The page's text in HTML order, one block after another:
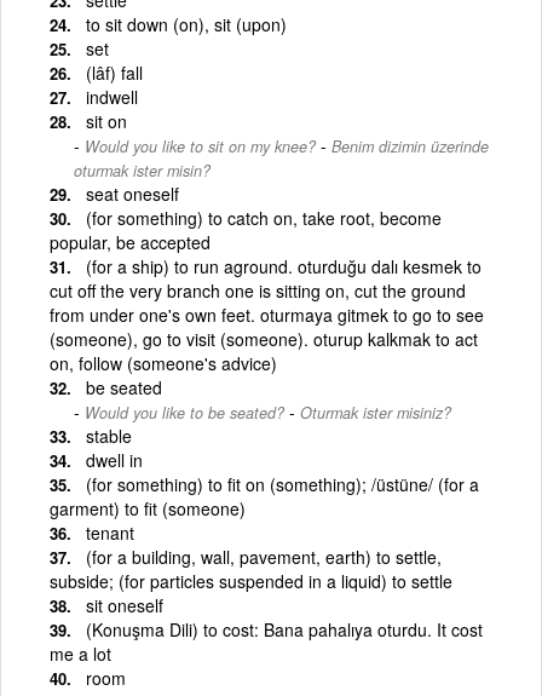
to sit down (on), sit (upon)
set
(lâf) fall
indwell
sit on
Would you like to sit on my knee? - Benim dizimin üzerinde
oturmak ister misin?
seat oneself
(for something) to catch on, take root, become
popular, be accepted
(for a ship) to run aground. oturduğu dalı kesmek to
cut off the very branch one is sitting on, cut the ground
from under one's own feet. oturmaya gitmek to go to see
(someone), go to visit (someone). oturup kalkmak to act
on, follow (someone's advice)
be seated
Would you like to be seated? - Oturmak ister misiniz?
stable
dwell in
(for something) to fit on (something); /üstüne/ (for a
garment) to fit (someone)
tenant
(for a building, wall, pavement, earth) to settle,
subside; (for particles suspended in a liquid) to settle
sit oneself
(Konuşma Dili) to cost: Bana pahalıya oturdu. It cost
me a lot
room